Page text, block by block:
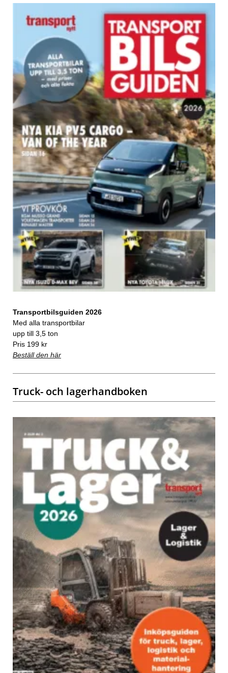
Transportbilsguiden 2026
Med alla transportbilar
upp till 3,5 ton
Pris 199 kr
Beställ den här
Truck- och lagerhandboken